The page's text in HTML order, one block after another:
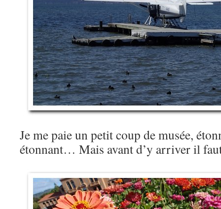
Je me paie un petit coup de musée,
étonnant… Mais avant d’y arriver il